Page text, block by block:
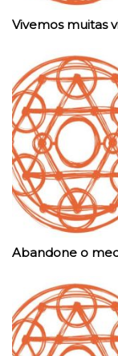
Vivemos muitas
Abandone o